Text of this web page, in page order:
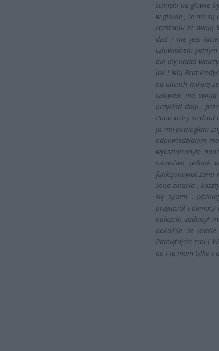
stanęła na głowie
w głowie , że nie
rozstaniu ze swoją
dziś i nie jest
człowiekiem
ale my nadal
jak i Mój Brat
na ulicach mówią
człowiek ma
przykład dają ,
Pana który siedział
ja mu pomogłam
odpowiedziałam
wykształconym
szczesliwi jednak
funkcjonować żona
żona zmarła ,
się synem ,
przyjaciół i
należało zadłużył
pokażcie że
Pamiętajcie moi i
no i ja mam tylko i